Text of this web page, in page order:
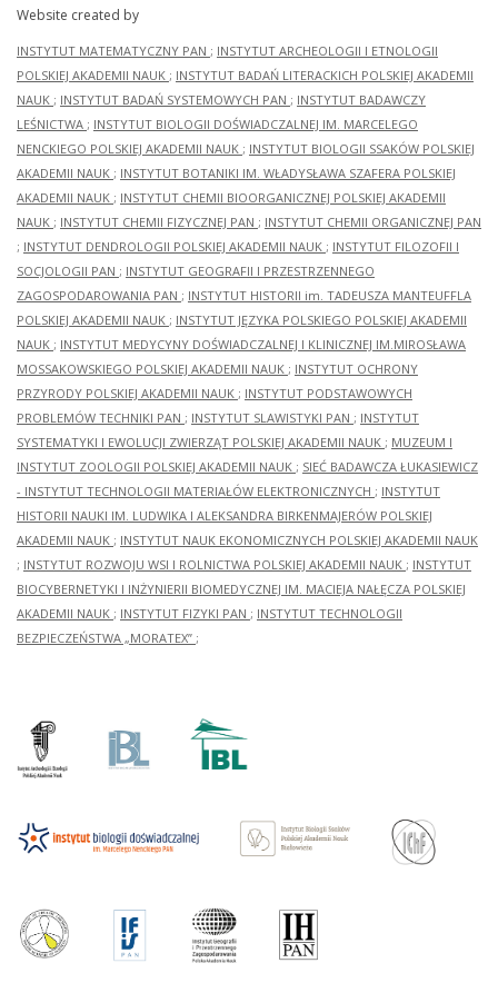
Website created by
INSTYTUT MATEMATYCZNY PAN ; INSTYTUT ARCHEOLOGII I ETNOLOGII
POLSKIEJ AKADEMII NAUK ; INSTYTUT BADAŃ LITERACKICH POLSKIEJ AKADEMII
NAUK ; INSTYTUT BADAŃ SYSTEMOWYCH PAN ; INSTYTUT BADAWCZY
LEŚNICTWA ; INSTYTUT BIOLOGII DOŚWIADCZALNEJ IM. MARCELEGO
NENCKIEGO POLSKIEJ AKADEMII NAUK ; INSTYTUT BIOLOGII SSAKÓW POLSKIEJ
AKADEMII NAUK ; INSTYTUT BOTANIKI IM. WŁADYSŁAWA SZAFERA POLSKIEJ
AKADEMII NAUK ; INSTYTUT CHEMII BIOORGANICZNEJ POLSKIEJ AKADEMII
NAUK ; INSTYTUT CHEMII FIZYCZNEJ PAN ; INSTYTUT CHEMII ORGANICZNEJ PAN
; INSTYTUT DENDROLOGII POLSKIEJ AKADEMII NAUK ; INSTYTUT FILOZOFII I
SOCJOLOGII PAN ; INSTYTUT GEOGRAFII I PRZESTRZENNEGO
ZAGOSPODAROWANIA PAN ; INSTYTUT HISTORII im. TADEUSZA MANTEUFFLA
POLSKIEJ AKADEMII NAUK ; INSTYTUT JĘZYKA POLSKIEGO POLSKIEJ AKADEMII
NAUK ; INSTYTUT MEDYCYNY DOŚWIADCZALNEJ I KLINICZNEJ IM.MIROSŁAWA
MOSSAKOWSKIEGO POLSKIEJ AKADEMII NAUK ; INSTYTUT OCHRONY
PRZYRODY POLSKIEJ AKADEMII NAUK ; INSTYTUT PODSTAWOWYCH
PROBLEMÓW TECHNIKI PAN ; INSTYTUT SLAWISTYKI PAN ; INSTYTUT
SYSTEMATYKI I EWOLUCJI ZWIERZĄT POLSKIEJ AKADEMII NAUK ; MUZEUM I
INSTYTUT ZOOLOGII POLSKIEJ AKADEMII NAUK ; SIEĆ BADAWCZA ŁUKASIEWICZ
- INSTYTUT TECHNOLOGII MATERIAŁÓW ELEKTRONICZNYCH ; INSTYTUT
HISTORII NAUKI IM. LUDWIKA I ALEKSANDRA BIRKENMAJERÓW POLSKIEJ
AKADEMII NAUK ; INSTYTUT NAUK EKONOMICZNYCH POLSKIEJ AKADEMII NAUK
; INSTYTUT ROZWOJU WSI I ROLNICTWA POLSKIEJ AKADEMII NAUK ; INSTYTUT
BIOCYBERNETYKI I INŻYNIERII BIOMEDYCZNEJ IM. MACIEJA NAŁĘCZA POLSKIEJ
AKADEMII NAUK ; INSTYTUT FIZYKI PAN ; INSTYTUT TECHNOLOGII
BEZPIECZEŃSTWA „MORATEX” ;